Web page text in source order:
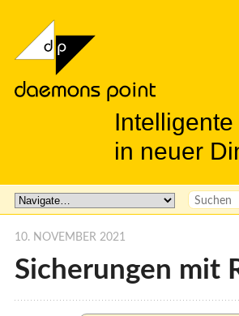
in neuer
Sicherungen mit
10. NOVEMBER 2021